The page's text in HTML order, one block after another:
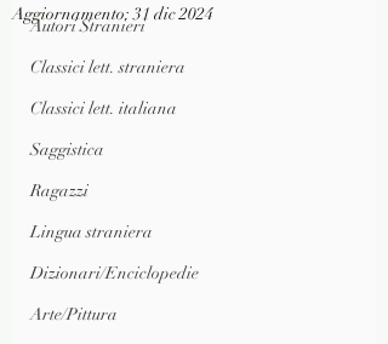
Autori Stranieri
Classici lett. straniera
Classici lett. italiana
Saggistica
Ragazzi
Lingua straniera
Dizionari/Enciclopedie
Arte/Pittura
Aggiornamento:31 dic 2024